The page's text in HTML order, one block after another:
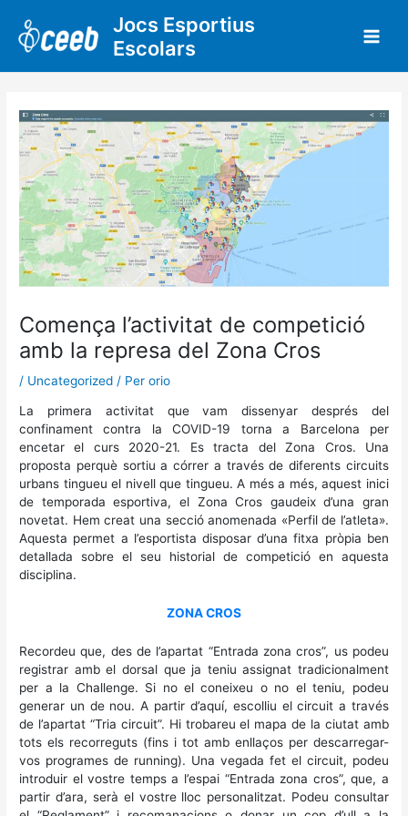
contingut
Jocs Esportius
Escolars
Comença l’activitat de competició
amb la represa del Zona Cros
/ Uncategorized / Per orio
La primera activitat que vam dissenyar després del
confinament contra la COVID-19 torna a Barcelona per
encetar el curs 2020-21. Es tracta del Zona Cros. Una
proposta perquè sortiu a córrer a través de diferents circuits
urbans tingueu el nivell que tingueu. A més a més, aquest inici
de temporada esportiva, el Zona Cros gaudeix d’una gran
novetat. Hem creat una secció anomenada «Perfil de l’atleta».
Aquesta permet a l’esportista disposar d’una fitxa pròpia ben
detallada sobre el seu historial de competició en aquesta
disciplina.
ZONA CROS
Recordeu que, des de l’apartat “Entrada zona cros”, us podeu
registrar amb el dorsal que ja teniu assignat tradicionalment
per a la Challenge. Si no el coneixeu o no el teniu, podeu
generar un de nou. A partir d’aquí, escolliu el circuit a través
de l’apartat “Tria circuit”. Hi trobareu el mapa de la ciutat amb
tots els recorreguts (fins i tot amb enllaços per descarregar-
vos programes de running). Una vegada fet el circuit, podeu
introduir el vostre temps a l’espai “Entrada zona cros”, que, a
partir d’ara, serà el vostre lloc personalitzat. Podeu consultar